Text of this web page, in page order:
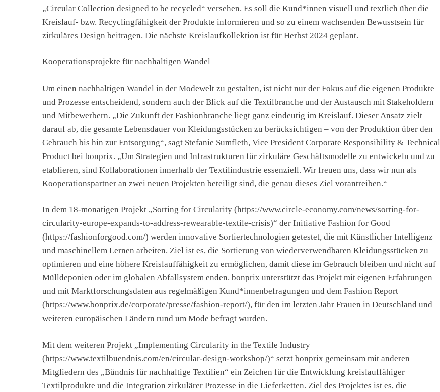
„Circular Collection designed to be recycled“ versehen. Es soll die Kund*innen visuell und textlich über die
Kreislauf- bzw. Recyclingfähigkeit der Produkte informieren und so zu einem wachsenden Bewusstsein für
zirkuläres Design beitragen. Die nächste Kreislaufkollektion ist für Herbst 2024 geplant.
Kooperationsprojekte für nachhaltigen Wandel
Um einen nachhaltigen Wandel in der Modewelt zu gestalten, ist nicht nur der Fokus auf die eigenen Produkte
und Prozesse entscheidend, sondern auch der Blick auf die Textilbranche und der Austausch mit Stakeholdern
und Mitbewerbern. „Die Zukunft der Fashionbranche liegt ganz eindeutig im Kreislauf. Dieser Ansatz zielt
darauf ab, die gesamte Lebensdauer von Kleidungsstücken zu berücksichtigen – von der Produktion über den
Gebrauch bis hin zur Entsorgung“, sagt Stefanie Sumfleth, Vice President Corporate Responsibility & Technical
Product bei bonprix. „Um Strategien und Infrastrukturen für zirkuläre Geschäftsmodelle zu entwickeln und zu
etablieren, sind Kollaborationen innerhalb der Textilindustrie essenziell. Wir freuen uns, dass wir nun als
Kooperationspartner an zwei neuen Projekten beteiligt sind, die genau dieses Ziel vorantreiben.“
In dem 18-monatigen Projekt „Sorting for Circularity (https://www.circle-economy.com/news/sorting-for-
circularity-europe-expands-to-address-rewearable-textile-crisis)“ der Initiative Fashion for Good
(https://fashionforgood.com/) werden innovative Sortiertechnologien getestet, die mit Künstlicher Intelligenz
und maschinellem Lernen arbeiten. Ziel ist es, die Sortierung von wiederverwendbaren Kleidungsstücken zu
optimieren und eine höhere Kreislauffähigkeit zu ermöglichen, damit diese im Gebrauch bleiben und nicht auf
Mülldeponien oder im globalen Abfallsystem enden. bonprix unterstützt das Projekt mit eigenen Erfahrungen
und mit Marktforschungsdaten aus regelmäßigen Kund*innenbefragungen und dem Fashion Report
(https://www.bonprix.de/corporate/presse/fashion-report/), für den im letzten Jahr Frauen in Deutschland und
weiteren europäischen Ländern rund um Mode befragt wurden.
Mit dem weiteren Projekt „Implementing Circularity in the Textile Industry
(https://www.textilbuendnis.com/en/circular-design-workshop/)“ setzt bonprix gemeinsam mit anderen
Mitgliedern des „Bündnis für nachhaltige Textilien“ ein Zeichen für die Entwicklung kreislauffähiger
Textilprodukte und die Integration zirkulärer Prozesse in die Lieferketten. Ziel des Projektes ist es, die